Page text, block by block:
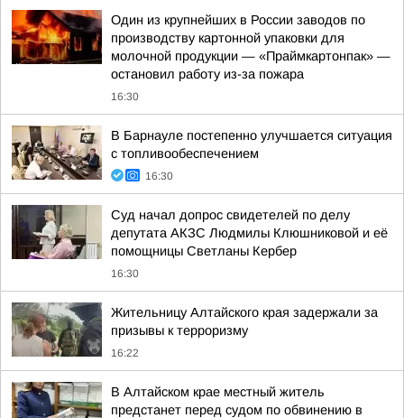
Один из крупнейших в России заводов по
производству картонной упаковки для
молочной продукции — «Праймкартонпак» —
остановил работу из-за пожара
16:30
В Барнауле постепенно улучшается ситуация
с топливообеспечением
16:30
Суд начал допрос свидетелей по делу
депутата АКЗС Людмилы Клюшниковой и её
помощницы Светланы Кербер
16:30
Жительницу Алтайского края задержали за
призывы к терроризму
16:22
В Алтайском крае местный житель
предстанет перед судом по обвинению в